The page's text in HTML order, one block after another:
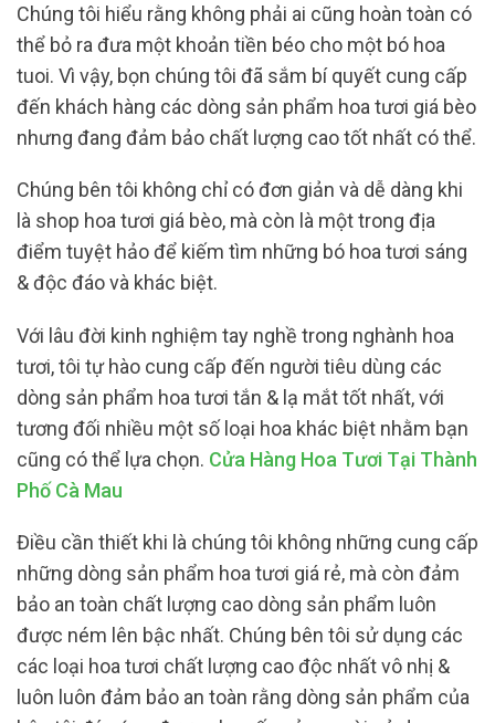
Chúng tôi hiểu rằng không phải ai cũng hoàn toàn có
thể bỏ ra đưa một khoản tiền béo cho một bó hoa
tuoi. Vì vậy, bọn chúng tôi đã sắm bí quyết cung cấp
đến khách hàng các dòng sản phẩm hoa tươi giá bèo
nhưng đang đảm bảo chất lượng cao tốt nhất có thể.
Chúng bên tôi không chỉ có đơn giản và dễ dàng khi
là shop hoa tươi giá bèo, mà còn là một trong địa
điểm tuyệt hảo để kiếm tìm những bó hoa tươi sáng
& độc đáo và khác biệt.
Với lâu đời kinh nghiệm tay nghề trong nghành hoa
tươi, tôi tự hào cung cấp đến người tiêu dùng các
dòng sản phẩm hoa tươi tắn & lạ mắt tốt nhất, với
tương đối nhiều một số loại hoa khác biệt nhằm bạn
cũng có thể lựa chọn. Cửa Hàng Hoa Tươi Tại Thành
Phố Cà Mau
Điều cần thiết khi là chúng tôi không những cung cấp
những dòng sản phẩm hoa tươi giá rẻ, mà còn đảm
bảo an toàn chất lượng cao dòng sản phẩm luôn
được ném lên bậc nhất. Chúng bên tôi sử dụng các
các loại hoa tươi chất lượng cao độc nhất vô nhị &
luôn luôn đảm bảo an toàn rằng dòng sản phẩm của